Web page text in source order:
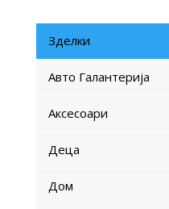
Зделки
Авто Галантерија
Аксесоари
Деца
Дом